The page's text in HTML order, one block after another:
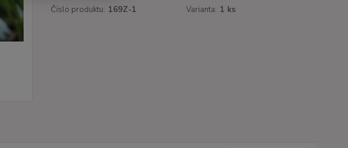
Číslo produktu: 169Z-1 Varianta: 1 ks